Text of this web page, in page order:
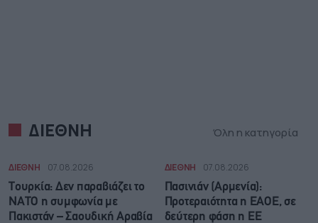
ΔΙΕΘΝΗ Όλη η κατηγορία
ΔΙΕΘΝΗ 07.08.2026
Τουρκία: Δεν παραβιάζει το
ΝΑΤΟ η συμφωνία με
Πακιστάν – Σαουδική Αραβία
ΔΙΕΘΝΗ 07.08.2026
Πασινιάν (Αρμενία):
Προτεραιότητα η ΕΑΟΕ, σε
δεύτερη φάση η ΕΕ